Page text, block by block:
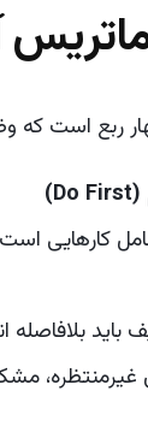
ربع است
(Do First)
کارهایی است
باید بلافاصله